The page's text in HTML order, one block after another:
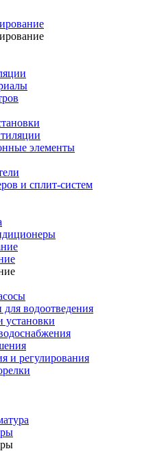
элементы
и сплит-систем
водоотведения
установки
и регулирования